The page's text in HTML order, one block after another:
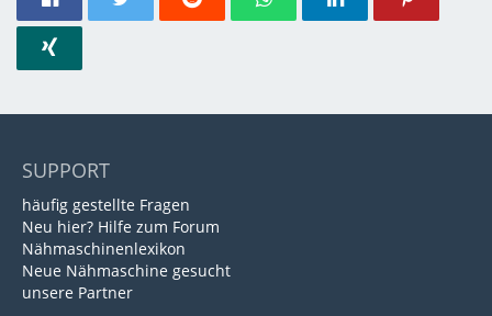
SUPPORT
häufig gestellte Fragen
Neu hier? Hilfe zum Forum
Nähmaschinenlexikon
Neue Nähmaschine gesucht
unsere Partner